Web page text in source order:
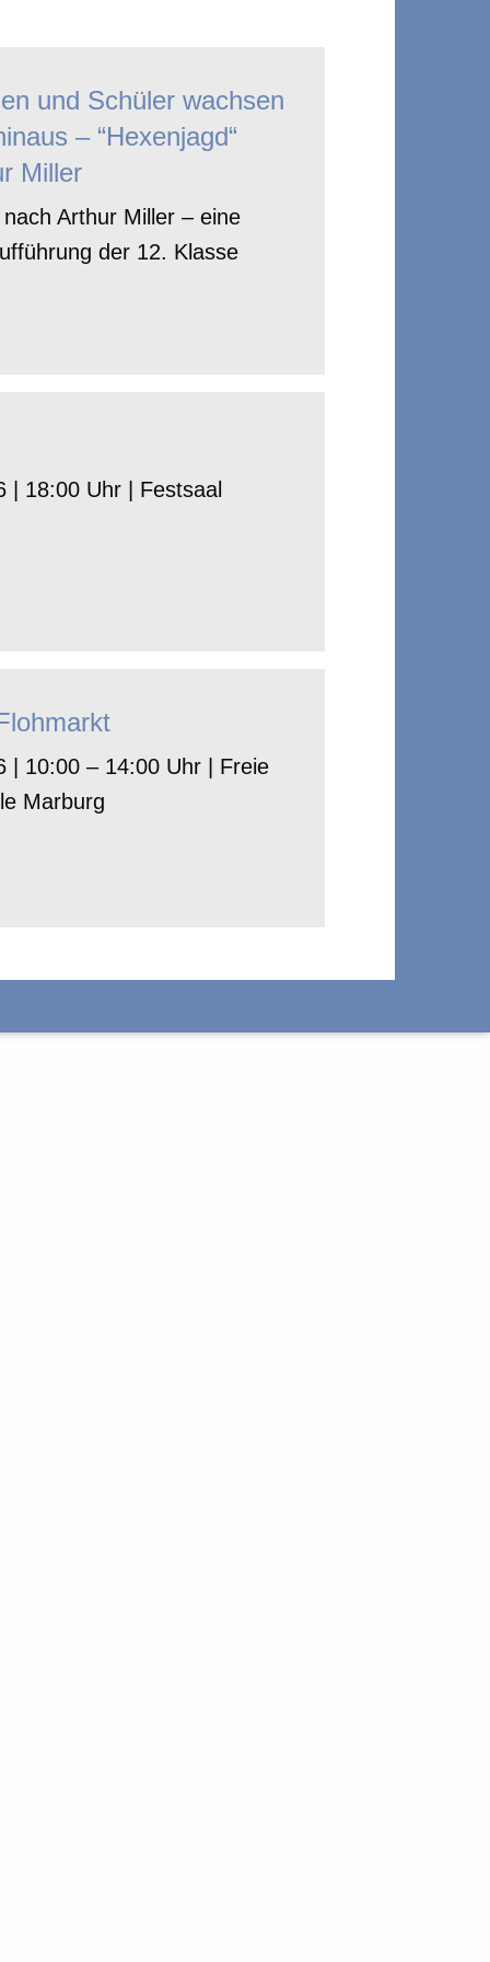
und Schüler wachsen
– “Hexenjagd“
Miller
nach Arthur Miller – eine
der 12. Klasse
| 18:00 Uhr | Festsaal
| 10:00 – 14:00 Uhr | Freie
Marburg